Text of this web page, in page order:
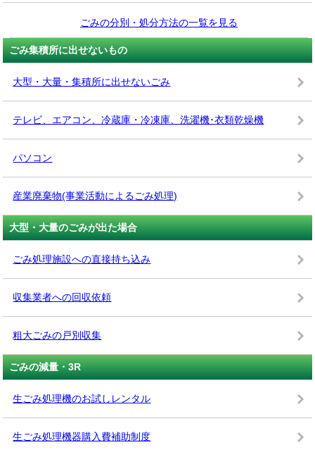
ごみの分別・処分方法の一覧を見る
ごみ集積所に出せないもの
大型・大量・集積所に出せないごみ
テレビ、エアコン、冷蔵庫・冷凍庫、洗濯機･衣類乾燥機
パソコン
産業廃棄物(事業活動によるごみ処理)
大型・大量のごみが出た場合
ごみ処理施設への直接持ち込み
収集業者への回収依頼
粗大ごみの戸別収集
ごみの減量・3R
生ごみ処理機のお試しレンタル
生ごみ処理機器購入費補助制度